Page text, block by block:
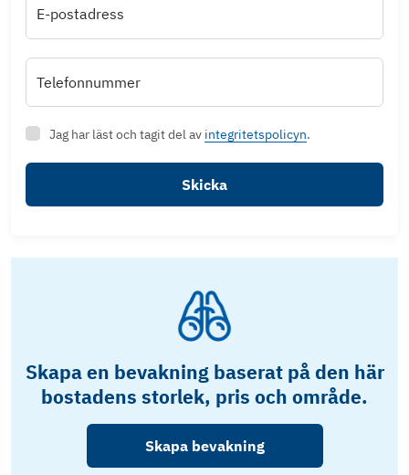
E-postadress
Telefonnummer
Jag har läst och tagit del av integritetspolicyn.
Skicka
Skapa en bevakning baserat på den här
bostadens storlek, pris och område.
Skapa bevakning